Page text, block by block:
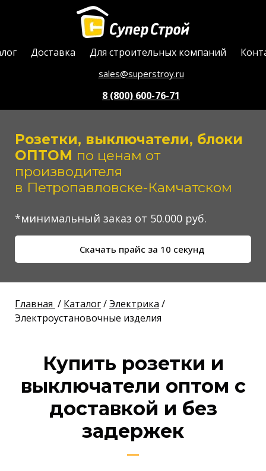
Доставка Для строительных компаний
sales@superstroy.ru
8 (800) 600-76-71
Розетки, выключатели, блоки
ОПТОМ по ценам от
производителя
в Петропавловске-Камчатском
*минимальный заказ от 50.000 руб.
Скачать прайс за 10 секунд
Главная / Каталог/Электрика /
Электроустановочные изделия
Купить розетки и
выключатели оптом с
доставкой и без
задержек